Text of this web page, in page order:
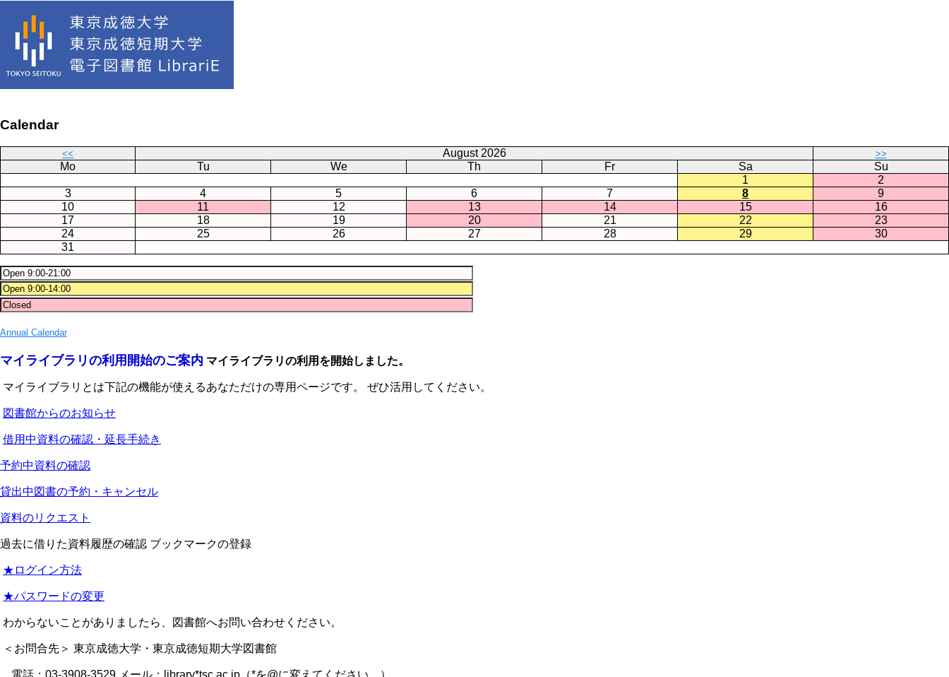
Calendar
<< August 2026 >>
Mo Tu We Th Fr Sa
Su
1
2
3
4 5 6 7 8
9
10
11 12 13 14 15
16
17
18 19 20 21 22
23
24
25 26 27 28 29
30
31
Annual Calendar
マイライブラリの利用開始のご案内 マイライブラリの利用を開始しました。
マイライブラリとは下記の機能が使えるあなただけの専用ページです。 ぜひ活用してください。
図書館からのお知らせ
借用中資料の確認・延長手続き
予約中資料の確認
貸出中図書の予約・キャンセル
資料のリクエスト
過去に借りた資料履歴の確認 ブックマークの登録
★ログイン方法
★パスワードの変更
わからないことがありましたら、図書館へお問い合わせください。
＜お問合先＞ 東京成徳大学・東京成徳短期大学図書館
電話：03-3908-3529 メール：library*tsc.ac.jp（*を@に変えてください。）